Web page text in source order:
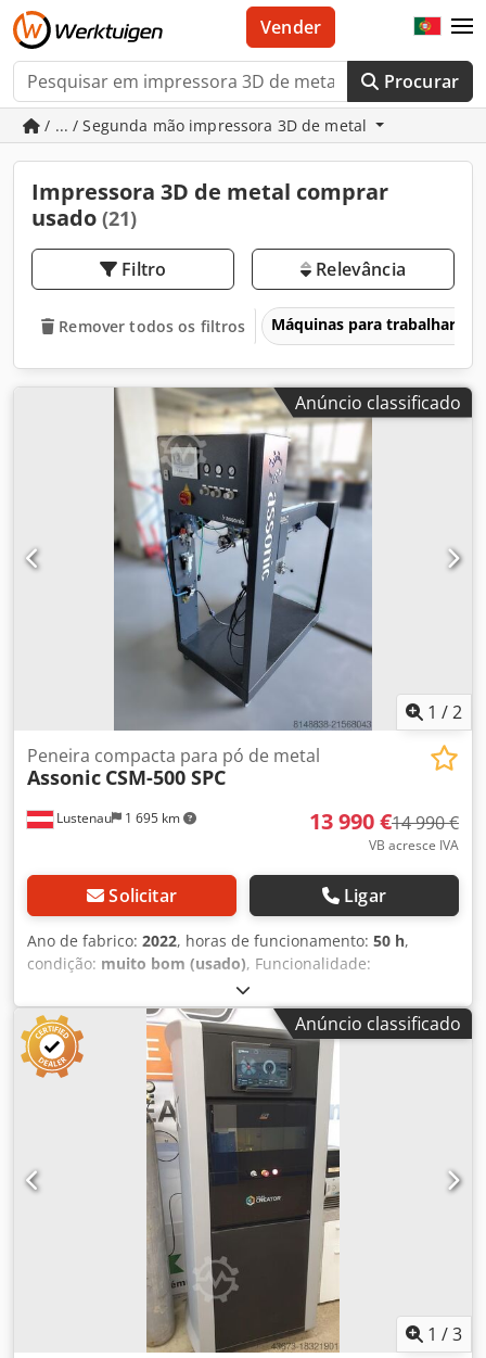
Procurar
Vender
/ ... / Segunda mão impressora 3D de metal
Impressora 3D de metal comprar
usado (21)
Filtro Relevância
Remover todos os filtros Máquinas para trabalhar
Anúncio classificado
1 /2
Lustenau 1 695 km
Peneira compacta para pó de metal
Assonic CSM-500 SPC
13 990 €14 990 €
VB acresce IVA
Solicitar Ligar
Ano de fabrico: 2022, horas de funcionamento: 50 h,
condição: muito bom (usado), Funcionalidade:
, Assonic Peneira Ultrassônica
Compacta CSM-500 SPC – possível inerte Dodpfx
Akoywhvnskekr - Peneiramento ultrassônico combinado
com excitação de baixa frequência - Painel de controle
para operação manual ou integração em processos
automatizados - Entradas e saídas: ISO-KF40 - Preparado
para inertização (peneiramento com
Anúncio classificado
1 /3